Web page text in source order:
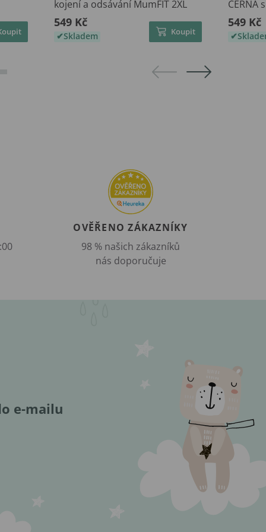
kojení a odsávání MumFIT 2XL
549 Kč
Skladem Koupit
ČERNÁ
549 Kč
OVĚŘENO ZÁKAZNÍKY
98 % našich zákazníků
nás doporučuje
e-mailu